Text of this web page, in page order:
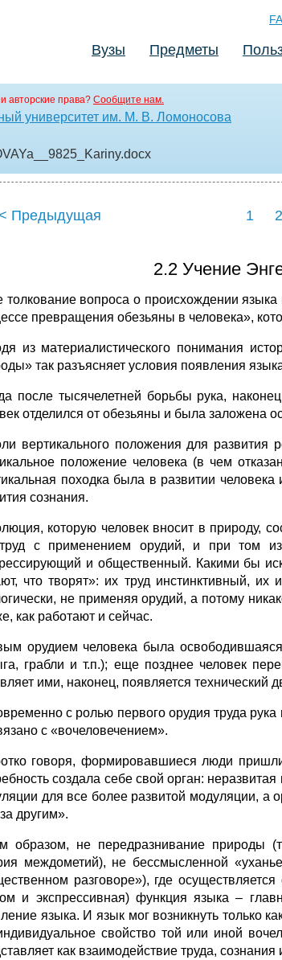
Вузы Предметы
авторские права? Сообщите нам.
университет им. М. В. Ломоносова
.docx
Предыдущая 1 2
2.2 Учение
толкование вопроса о происхождении
превращения обезьяны в человека»,
из материалистического понимания
так разъясняет условия появления
после тысячелетней борьбы рука,
отделился от обезьяны и была заложена
вертикального положения для развития
положение человека (в чем
походка была в развитии
сознания.
которую человек вносит в природу,
с применением орудий, и при том
и общественный. Какими бы
что творят»: их труд инстинктивный, их
не применяя орудий, а потому
как работают и сейчас.
орудием человека была
грабли и т.п.); еще позднее человек
ими, наконец, появляется технический
с ролью первого орудия труда
с «вочеловечением».
говоря, формировавшиеся люди пришли
создала себе свой орган:
для все более развитой модуляции, а
другим».
образом, не передразнивание природы
междометий), не бессмысленной
разговоре»), где
и экспрессивная) функция языка –
языка. И язык мог возникнуть только
свойство той или иной
как взаимодействие труда, сознания